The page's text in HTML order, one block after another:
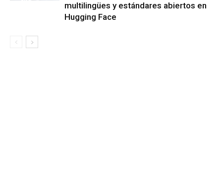
multilingües y estándares abiertos en
Hugging Face